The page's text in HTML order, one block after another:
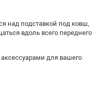
над подставкой под ковш,
вдоль всего переднего
для вашего